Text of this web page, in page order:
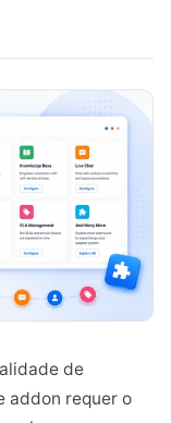
de
addon requer o